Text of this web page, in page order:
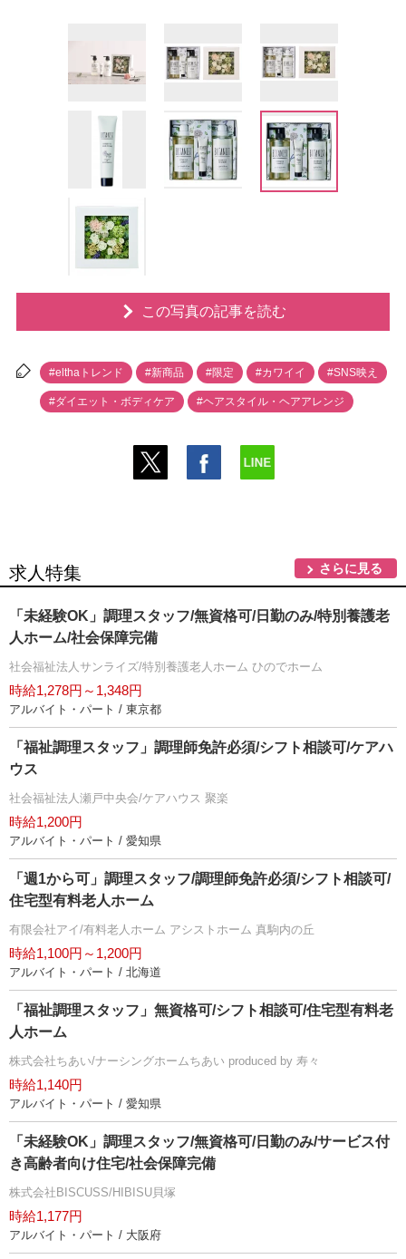
この写真の記事を読む
#elthaトレンド #新商品 #限定 #カワイイ #SNS映え
#ダイエット・ボディケア #ヘアスタイル・ヘアアレンジ
求人特集 さらに見る
「未経験OK」調理スタッフ/無資格可/日勤のみ/特別養護老
人ホーム/社会保障完備
社会福祉法人サンライズ/特別養護老人ホーム ひのでホーム
時給1,278円～1,348円
アルバイト・パート / 東京都
「福祉調理スタッフ」調理師免許必須/シフト相談可/ケアハ
ウス
社会福祉法人瀬戸中央会/ケアハウス 聚楽
時給1,200円
アルバイト・パート / 愛知県
「週1から可」調理スタッフ/調理師免許必須/シフト相談可/
住宅型有料老人ホーム
有限会社アイ/有料老人ホーム アシストホーム 真駒内の丘
時給1,100円～1,200円
アルバイト・パート / 北海道
「福祉調理スタッフ」無資格可/シフト相談可/住宅型有料老
人ホーム
株式会社ちあい/ナーシングホームちあい produced by 寿々
時給1,140円
アルバイト・パート / 愛知県
「未経験OK」調理スタッフ/無資格可/日勤のみ/サービス付
き高齢者向け住宅/社会保障完備
株式会社BISCUSS/HIBISU貝塚
時給1,177円
アルバイト・パート / 大阪府